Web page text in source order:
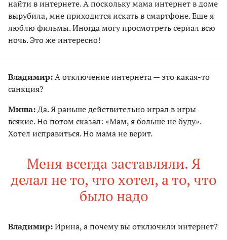
найти в интернете. А поскольку мама интернет в доме
вырубила, мне приходится искать в смартфоне. Еще я
люблю фильмы. Иногда могу просмотреть сериал всю
ночь. Это же интересно!
Владимир:А отключение интернета — это какая-то
санкция?
Миша:Да. Я раньше действительно играл в игры
всякие. Но потом сказал: «Мам, я больше не буду».
Хотел исправиться. Но мама не верит.
Меня всегда заставляли. Я
делал не то, что хотел, а то, что
было надо
Владимир:Ирина, а почему вы отключили интернет?